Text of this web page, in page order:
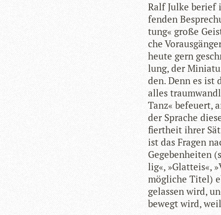
Ralf Julke
fen­den
tung« große
che
heute gern
lung, der
den. Denn es ist
alles
Tanz« befeu­ert,
der Spra­che
fiert­heit ihrer
ist das Fra­gen
Gege­ben­hei­ten
lig«, »Glatt­eis«,
mög­li­che Titel)
gelas­sen wird,
bewegt wird,